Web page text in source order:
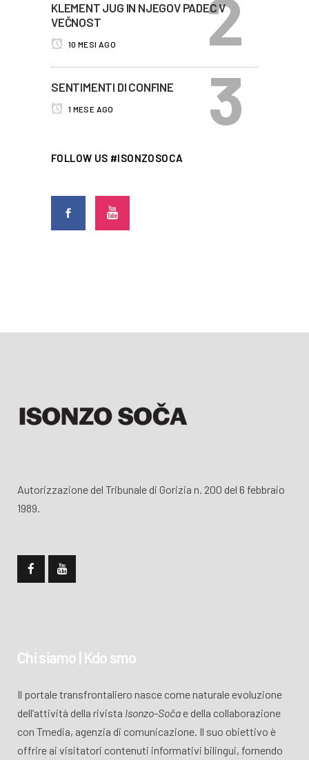
KLEMENT JUG IN NJEGOV PADEC V
VEČNOST
10 MESI AGO
SENTIMENTI DI CONFINE
1 MESE AGO
FOLLOW US #ISONZOSOCA
Autorizzazione del Tribunale di Gorizia n. 200 del 6 febbraio
1989.
Chi siamo | Kdo smo
Il portale transfrontaliero nasce come naturale evoluzione
dell’attività della rivista Isonzo-Sočae della collaborazione
con Tmedia, agenzia di comunicazione. Il suo obiettivo è
offrire ai visitatori contenuti informativi bilingui, fornendo